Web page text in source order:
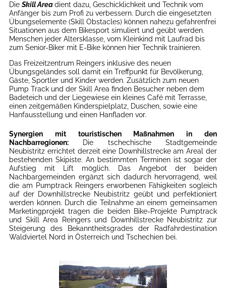
DieSkill Area dient dazu, Geschicklichkeit und Technik vom
Anfänger bis zum Profi zu verbessern. Durch die eingesetzten
Übungselemente (Skill Obstacles) können nahezu gefahrenfrei
Situationen aus dem Bikesport simuliert und geübt werden.
Menschen jeder Altersklasse, vom Kleinkind mit Laufrad bis
zum Senior-Biker mit E-Bike können hier Technik trainieren.
Das Freizeitzentrum Reingers inklusive des neuen
Übungsgeländes soll damit ein Treffpunkt für Bevölkerung,
Gäste, Sportler und Kinder werden. Zusätzlich zum neuen
Pump Track und der Skill Area finden Besucher neben dem
Badeteich und der Liegewiese ein kleines Café mit Terrasse,
einen zeitgemäßen Kinderspielplatz, Duschen, sowie eine
Hanfausstellung und einen Hanfladen vor.
Synergien mit touristischen Maßnahmen in den
Nachbarregionen: Die tschechische Stadtgemeinde
Neubistritz errichtet derzeit eine Downhillstrecke am Areal der
bestehenden Skipiste. An bestimmten Terminen ist sogar der
Aufstieg mit Lift möglich. Das Angebot der beiden
Nachbargemeinden ergänzt sich dadurch hervorragend, weil
die am Pumptrack Reingers erworbenen Fähigkeiten sogleich
auf der Downhillstrecke Neubistritz geübt und perfektioniert
werden können. Durch die Teilnahme an einem gemeinsamen
Marketingprojekt tragen die beiden Bike-Projekte Pumptrack
und Skill Area Reingers und Downhillstrecke Neubistritz zur
Steigerung des Bekanntheitsgrades der Radfahrdestination
Waldviertel Nord in Österreich und Tschechien bei.